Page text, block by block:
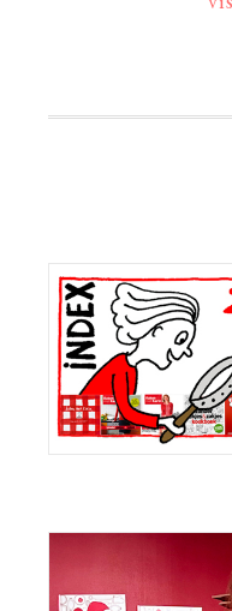
Primaire
Sidebar